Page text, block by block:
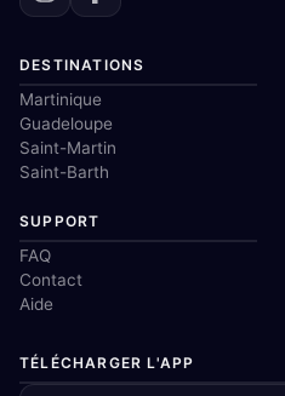
DESTINATIONS
Martinique
Guadeloupe
Saint-Martin
Saint-Barth
SUPPORT
FAQ
Contact
Aide
TÉLÉCHARGER L'APP